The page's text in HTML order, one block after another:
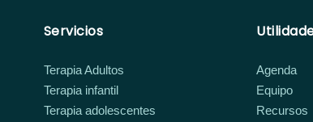
Servicios
Terapia Adultos
Terapia infantil
Terapia adolescentes
Agenda
Equipo
Recursos